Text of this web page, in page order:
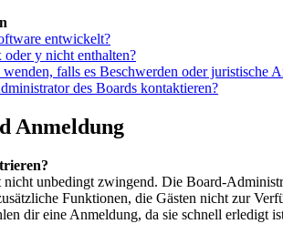
entwickelt?
y nicht enthalten?
falls es Beschwerden oder juristische
des Boards kontaktieren?
Anmeldung
unbedingt zwingend. Die Board-
Funktionen, die Gästen nicht zur
dir eine Anmeldung, da sie schnell erledigt